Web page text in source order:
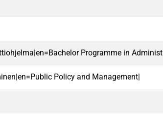
Programme in
Policy and Management|